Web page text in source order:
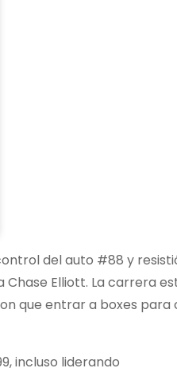
del auto #88 y
Elliott. La carrera
que entrar a boxes para
incluso liderando